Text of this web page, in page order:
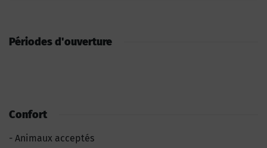
Périodes d'ouverture
Confort
Animaux acceptés